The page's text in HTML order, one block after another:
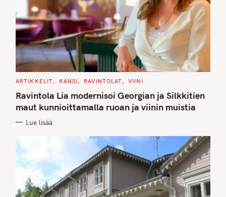
C
T
E
G
O
I
ARTIKKELIT KANSI RAVINTOLAT VIINI
Ravintola Lia modernisoi Georgian ja Silkkitien
maut kunnioittamalla ruoan ja viinin muistia
Lue lisää